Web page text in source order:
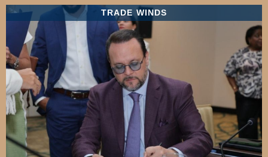
TRADE WINDS